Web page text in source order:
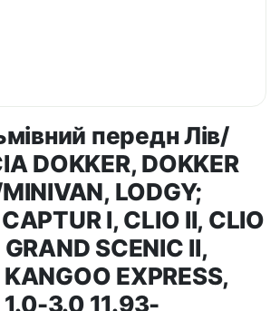
передн Лів/
DOKKER, DOKKER
LODGY;
I, CLIO II, CLIO
SCENIC II,
EXPRESS,
1.0-3.0 11.93-